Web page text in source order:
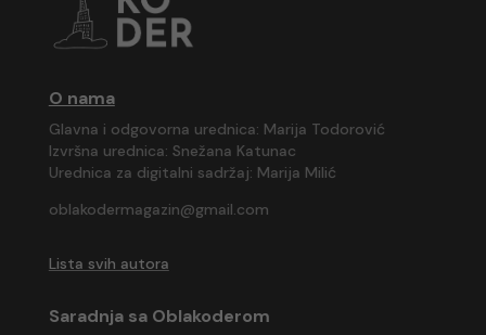
O nama
Glavna i odgovorna urednica: Marija Todorović
Izvršna urednica: Snežana Katunac
Urednica za digitalni sadržaj: Marija Milić
oblakodermagazin@gmail.com
Lista svih autora
Saradnja sa Oblakoderom